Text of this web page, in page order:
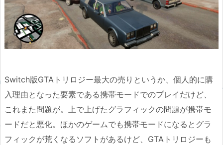
Switch版GTAトリロジー最大の売りというか、個人的に購
入理由となった要素である携帯モードでのプレイだけど、
これまた問題が。上で上げたグラフィックの問題が携帯モ
ードだと悪化。ほかのゲームでも携帯モードになるとグラ
フィックが荒くなるソフトがあるけど、GTAトリロジーも